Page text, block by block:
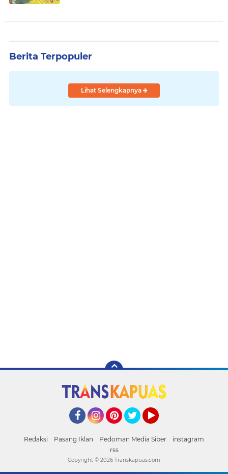
Berita Terpopuler
Lihat Selengkapnya
Redaksi Pasang Iklan Pedoman Media Siber
instagram
rss
Copyright © 2026 Transkapuas.com